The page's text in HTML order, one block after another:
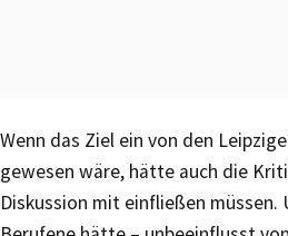
Wenn das Ziel ein von den
gewesen wäre, hätte auch die
Diskussion mit einfließen müssen.